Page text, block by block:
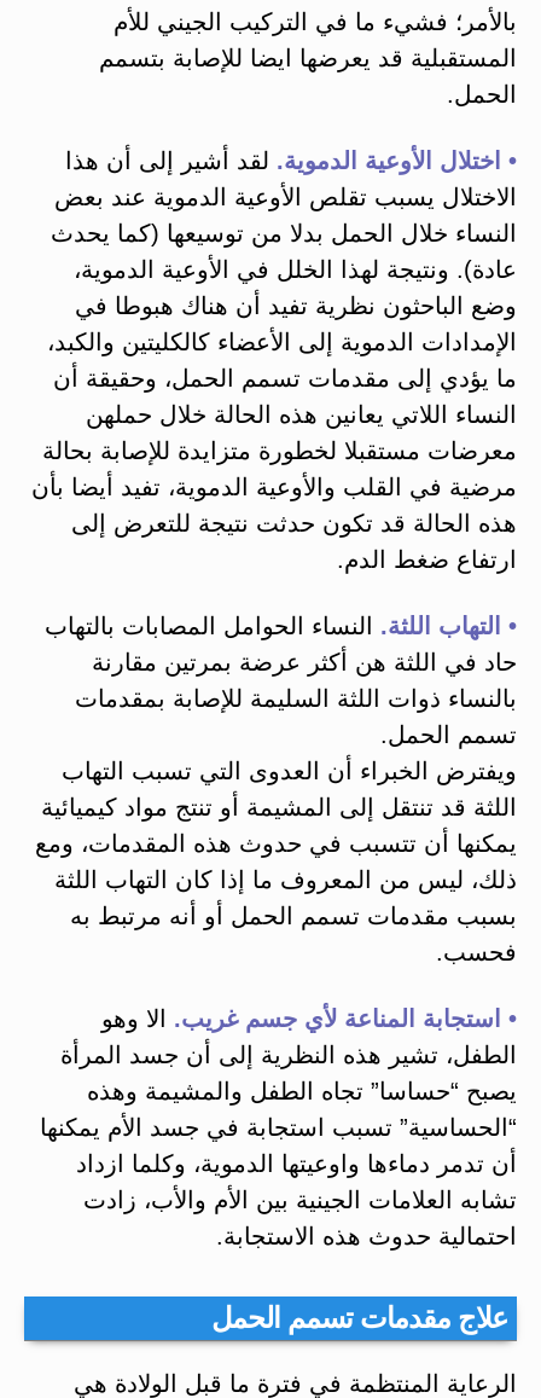
بالأمر؛ فشيء ما في التركيب الجيني للأم
المستقبلية قد يعرضها ايضا للإصابة بتسمم
الحمل.
• اختلال الأوعية الدموية. لقد أشير إلى أن هذا
الاختلال يسبب تقلص الأوعية الدموية عند بعض
النساء خلال الحمل بدلا من توسيعها (كما يحدث
عادة). ونتيجة لهذا الخلل في الأوعية الدموية،
وضع الباحثون نظرية تفيد أن هناك هبوطا في
الإمدادات الدموية إلى الأعضاء کالكليتين والكبد،
ما يؤدي إلى مقدمات تسمم الحمل، وحقيقة أن
النساء اللاتي يعانين هذه الحالة خلال حملهن
معرضات مستقبلا لخطورة متزايدة للإصابة بحالة
مرضية في القلب والأوعية الدموية، تفيد أيضا بأن
هذه الحالة قد تكون حدثت نتيجة للتعرض إلى
ارتفاع ضغط الدم.
• التهاب اللثة. النساء الحوامل المصابات بالتهاب
حاد في اللثة هن أكثر عرضة بمرتين مقارنة
بالنساء ذوات اللثة السليمة للإصابة بمقدمات
تسمم الحمل.
ويفترض الخبراء أن العدوى التي تسبب التهاب
اللثة قد تنتقل إلى المشيمة أو تنتج مواد كيميائية
يمكنها أن تتسبب في حدوث هذه المقدمات، ومع
ذلك، ليس من المعروف ما إذا كان التهاب اللثة
بسبب مقدمات تسمم الحمل أو أنه مرتبط به
فحسب.
• استجابة المناعة لأي جسم غريب. الا وهو
الطفل، تشير هذه النظرية إلى أن جسد المرأة
يصبح “حساسا” تجاه الطفل والمشيمة وهذه
“الحساسية” تسبب استجابة في جسد الأم يمكنها
أن تدمر دماءها واوعيتها الدموية، وكلما ازداد
تشابه العلامات الجينية بين الأم والأب، زادت
احتمالية حدوث هذه الاستجابة.
علاج مقدمات تسمم الحمل
الرعاية المنتظمة في فترة ما قبل الولادة هي